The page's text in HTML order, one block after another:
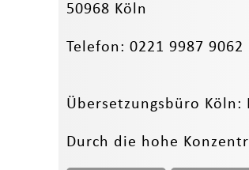
50968 Köln
Telefon: 0221 9987 9062
Übersetzungsbüro
Durch die hohe